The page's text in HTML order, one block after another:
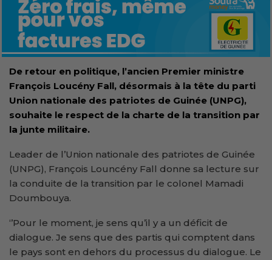
De retour en politique, l’ancien Premier ministre
François Loucény Fall, désormais à la tête du parti
Union nationale des patriotes de Guinée (UNPG),
souhaite le respect de la charte de la transition par
la junte militaire.
Leader de l’Union nationale des patriotes de Guinée
(UNPG), François Louncény Fall donne sa lecture sur
la conduite de la transition par le colonel Mamadi
Doumbouya.
‘’Pour le moment, je sens qu’il y a un déficit de
dialogue. Je sens que des partis qui comptent dans
le pays sont en dehors du processus du dialogue. Le